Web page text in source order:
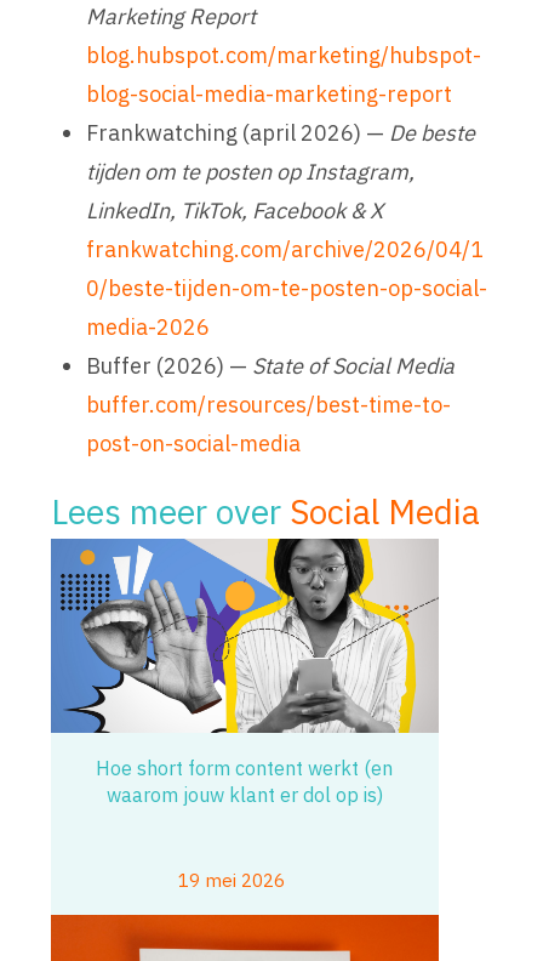
Marketing Report
blog.hubspot.com/marketing/hubspot-
blog-social-media-marketing-report
Frankwatching (april 2026) — De beste
tijden om te posten op Instagram,
LinkedIn, TikTok, Facebook & X
frankwatching.com/archive/2026/04/1
0/beste-tijden-om-te-posten-op-social-
media-2026
Buffer (2026) — State of Social Media
buffer.com/resources/best-time-to-
post-on-social-media
Lees meer over Social Media
Hoe short form content werkt (en
waarom jouw klant er dol op is)
19 mei 2026